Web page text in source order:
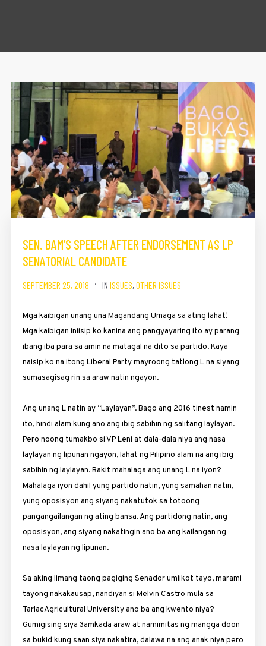
SEN. BAM’S SPEECH AFTER ENDORSEMENT AS LP
SENATORIAL CANDIDATE
SEPTEMBER 25, 2018 IN ISSUES, OTHER ISSUES
Mga kaibigan unang una Magandang Umaga sa ating lahat!
Mga kaibigan iniisip ko kanina ang pangyayaring ito ay parang
ibang iba para sa amin na matagal na dito sa partido. Kaya
naisip ko na itong Liberal Party mayroong tatlong L na siyang
sumasagisag rin sa araw natin ngayon.
Ang unang L natin ay “Laylayan”. Bago ang 2016 tinest namin
ito, hindi alam kung ano ang ibig sabihin ng salitang laylayan.
Pero noong tumakbo si VP Leni at dala-dala niya ang nasa
laylayan ng lipunan ngayon, lahat ng Pilipino alam na ang ibig
sabihin ng laylayan. Bakit mahalaga ang unang L na iyon?
Mahalaga iyon dahil yung partido natin, yung samahan natin,
yung oposisyon ang siyang nakatutok sa totoong
pangangailangan ng ating bansa. Ang partidong natin, ang
oposisyon, ang siyang nakatingin ano ba ang kailangan ng
nasa laylayan ng lipunan.
Sa aking limang taong pagiging Senador umiikot tayo, marami
tayong nakakausap, nandiyan si Melvin Castro mula sa
TarlacAgricultural University ano ba ang kwento niya?
Gumigising siya 3amkada araw at namimitas ng mangga doon
sa bukid kung saan siya nakatira, dalawa na ang anak niya pero